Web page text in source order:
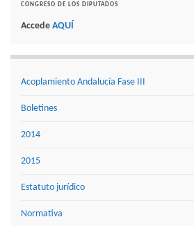
CONGRESO DE LOS DIPUTADOS
Accede AQUÍ
Acoplamiento Andalucía Fase III
Boletines
2014
2015
Estatuto jurídico
Normativa